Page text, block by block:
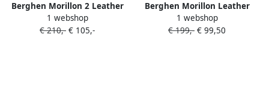
Berghen Morillon 2 Leather
High Anthracite FW Boots
Trekking Adult Grijs Adult
1 webshop
€ 210,- € 105,-
Berghen Morillon Leather
High Brown FW Boots
Trekking Adult Bruin Adult
1 webshop
€ 199,- € 99,50